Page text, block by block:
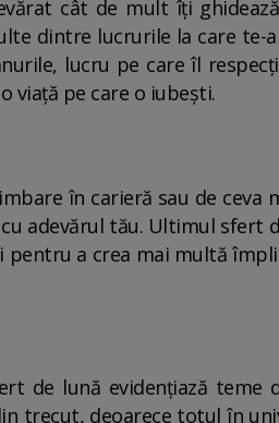
cât de mult îți
dintre lucrurile la care te-
lucru pe care îl
viață pe care o iubești.
în carieră sau de ceva
adevărul tău. Ultimul sfert
pentru a crea mai multă
de lună evidențiază teme
trecut, deoarece totul în